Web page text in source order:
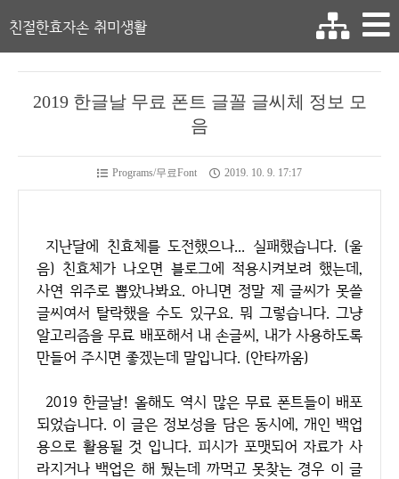
친절한효자손 취미생활
2019 한글날 무료 폰트 글꼴 글씨체 정보 모
음
Programs/무료Font 2019. 10. 9. 17:17
지난달에 친효체를 도전했으나... 실패했습니다. (울
음) 친효체가 나오면 블로그에 적용시켜보려 했는데,
사연 위주로 뽑았나봐요. 아니면 정말 제 글씨가 못쓸
글씨여서 탈락했을 수도 있구요. 뭐 그렇습니다. 그냥
알고리즘을 무료 배포해서 내 손글씨, 내가 사용하도록
만들어 주시면 좋겠는데 말입니다. (안타까움)
2019 한글날! 올해도 역시 많은 무료 폰트들이 배포
되었습니다. 이 글은 정보성을 담은 동시에, 개인 백업
용으로 활용될 것 입니다. 피시가 포맷되어 자료가 사
라지거나 백업은 해 뒀는데 까먹고 못찾는 경우 이 글